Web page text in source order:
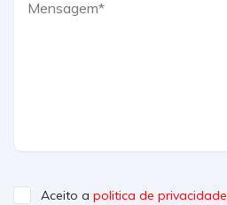
Aceito a politica de privacidade